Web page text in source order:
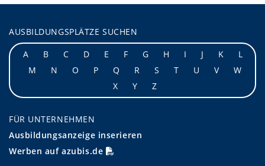
AUSBILDUNGSPLÄTZE SUCHEN
A
B C D E F G H I J K
L
M
N O P Q R S T U V
W
X
Y Z
FÜR UNTERNEHMEN
Ausbildungsanzeige inserieren
Werben auf azubis.de